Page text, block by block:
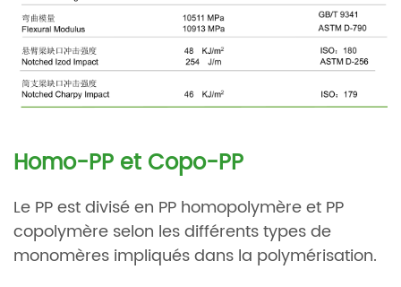
Homo-PP et Copo-PP
Le PP est divisé en PP homopolymère et PP
copolymère selon les différents types de
monomères impliqués dans la polymérisation.